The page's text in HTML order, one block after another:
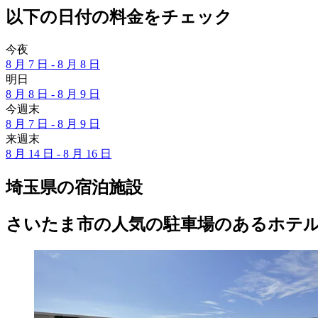
以下の日付の料金をチェック
今夜
8 月 7 日 - 8 月 8 日
明日
8 月 8 日 - 8 月 9 日
今週末
8 月 7 日 - 8 月 9 日
来週末
8 月 14 日 - 8 月 16 日
埼玉県の宿泊施設
さいたま市の人気の駐車場のあるホテ